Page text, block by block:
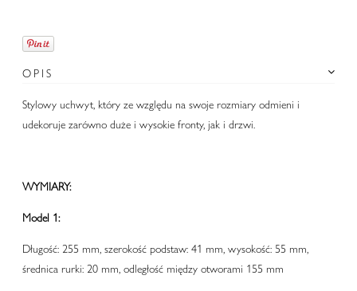
OPIS
Stylowy uchwyt, który ze względu na swoje rozmiary odmieni i
udekoruje zarówno duże i wysokie fronty, jak i drzwi.
WYMIARY:
Model 1:
Długość: 255 mm, szerokość podstaw: 41 mm, wysokość: 55 mm,
średnica rurki: 20 mm, odległość między otworami 155 mm